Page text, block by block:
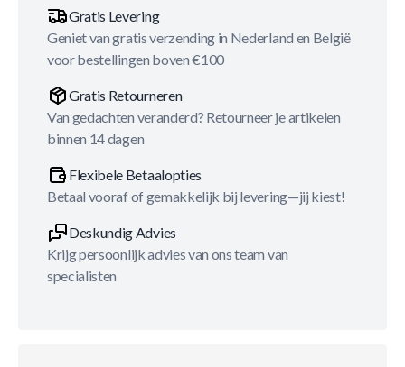
Gratis Levering
Geniet van gratis verzending in Nederland en België
voor bestellingen boven €100
Gratis Retourneren
Van gedachten veranderd? Retourneer je artikelen
binnen 14 dagen
Flexibele Betaalopties
Betaal vooraf of gemakkelijk bij levering—jij kiest!
Deskundig Advies
Krijg persoonlijk advies van ons team van
specialisten